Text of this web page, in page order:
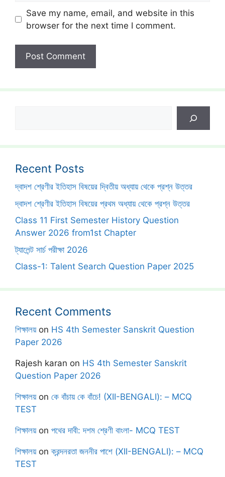
Save my name, email, and website in this
browser for the next time I comment.
Recent Posts
দ্বাদশ শ্রেণীর ইতিহাস বিষয়ের দ্বিতীয় অধ্যায় থেকে প্রশ্ন উত্তর
দ্বাদশ শ্রেণীর ইতিহাস বিষয়ের প্রথম অধ্যায় থেকে প্রশ্ন উত্তর
Class 11 First Semester History Question
Answer 2026 from1st Chapter
ট্যালেন্ট সার্চ পরীক্ষা 2026
Class-1: Talent Search Question Paper 2025
Recent Comments
শিক্ষালয়on HS 4th Semester Sanskrit Question
Paper 2026
Rajesh karan on HS 4th Semester Sanskrit
Question Paper 2026
শিক্ষালয়on কে বাঁচায় কে বাঁচে! (XII-BENGALI): – MCQ
TEST
শিক্ষালয়on পথের দাবী: দশম শ্রেণী বাংলা- MCQ TEST
শিক্ষালয়onক্রন্দনরতা জননীর পাশে (XII-BENGALI): – MCQ
TEST